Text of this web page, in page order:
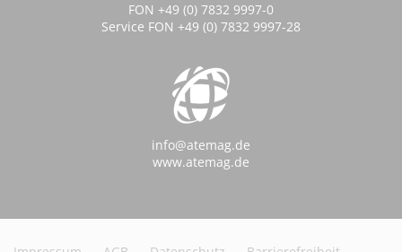
FON +49 (0) 7832 9997-0
Service FON +49 (0) 7832 9997-28
info@atemag.de
www.atemag.de